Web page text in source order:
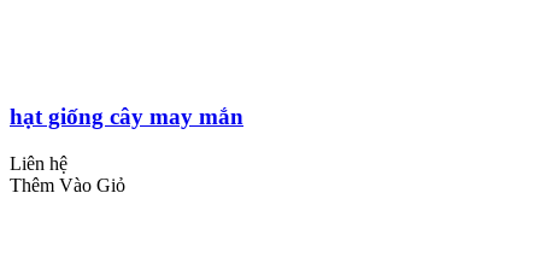
hạt giống cây may mắn
Liên hệ
Thêm Vào Giỏ